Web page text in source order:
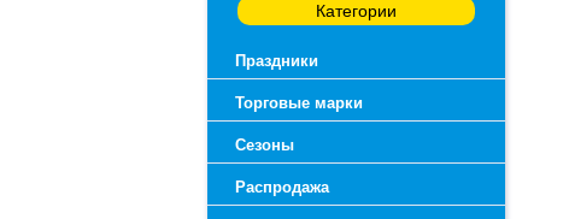
Категории
Праздники
Торговые марки
Сезоны
Распродажа